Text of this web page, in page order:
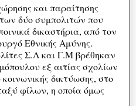
και παραίτησης
των δύο συμπολιτών που
δικαστήρια, από τον
Εθνικής Αμύνης.
Σ.Λ και Γ.Μ βρέθηκαν
εξ αιτίας σχολίων
δικτύωσης, στο
φίλων, η οποία όμως